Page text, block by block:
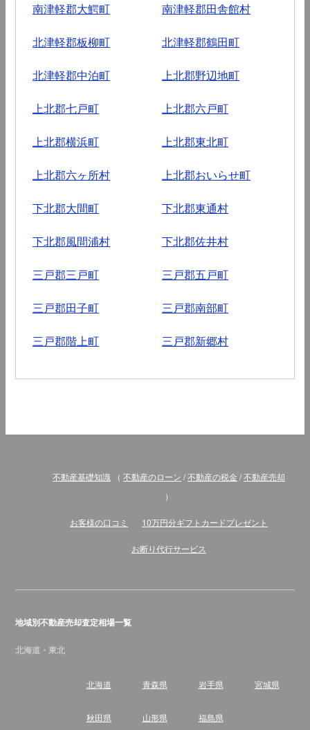
南津軽郡大鰐町 南津軽郡田舎館村
北津軽郡板柳町 北津軽郡鶴田町
北津軽郡中泊町 上北郡野辺地町
上北郡七戸町 上北郡六戸町
上北郡横浜町 上北郡東北町
上北郡六ヶ所村 上北郡おいらせ町
下北郡大間町 下北郡東通村
下北郡風間浦村 下北郡佐井村
三戸郡三戸町 三戸郡五戸町
三戸郡田子町 三戸郡南部町
三戸郡階上町 三戸郡新郷村
不動産基礎知識 （ 不動産のローン /不動産の税金 /不動産売却
）
お客様の口コミ 10万円分ギフトカードプレゼント
お断り代行サービス
地域別不動産売却査定相場一覧
北海道・東北
北海道 青森県 岩手県 宮城県
秋田県 山形県 福島県